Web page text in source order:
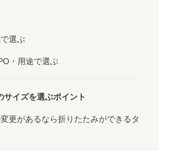
選ぶ
・用途で選ぶ
サイズを選ぶポイント
更があるなら折りたたみができるタ